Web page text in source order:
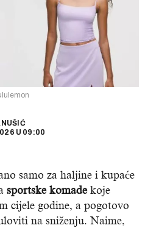
U 09:00
samo za haljine i kupaće
sportske komadekoje
cijele godine, a pogotovo
na sniženju. Naime,